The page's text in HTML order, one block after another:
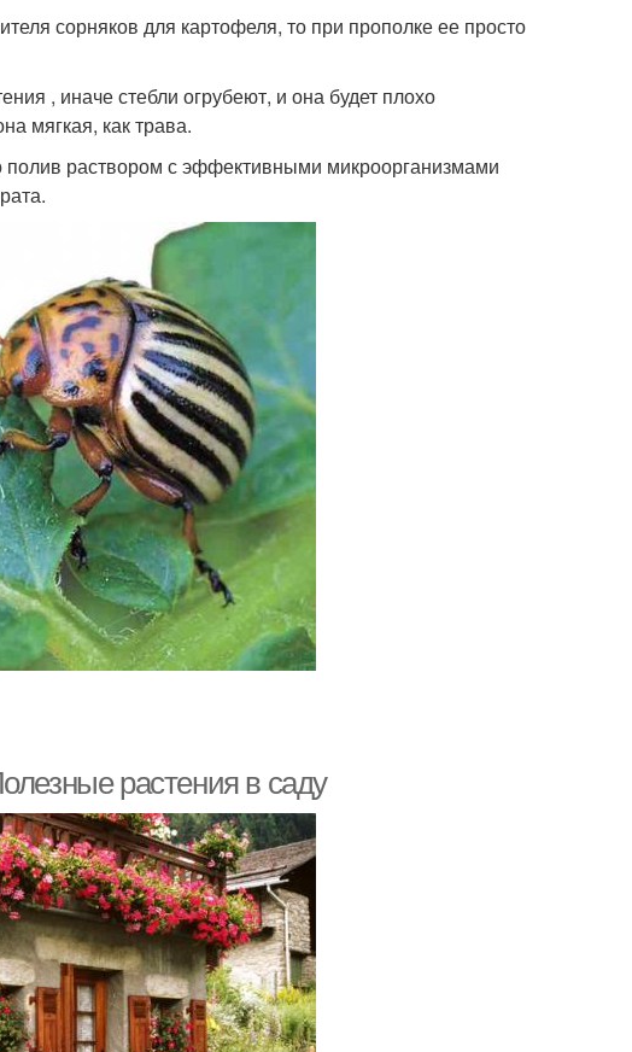
сорняков для картофеля, то при прополке ее просто
, иначе стебли огрубеют, и она будет плохо
мягкая, как трава.
раствором с эффективными микроорганизмами
растения в саду